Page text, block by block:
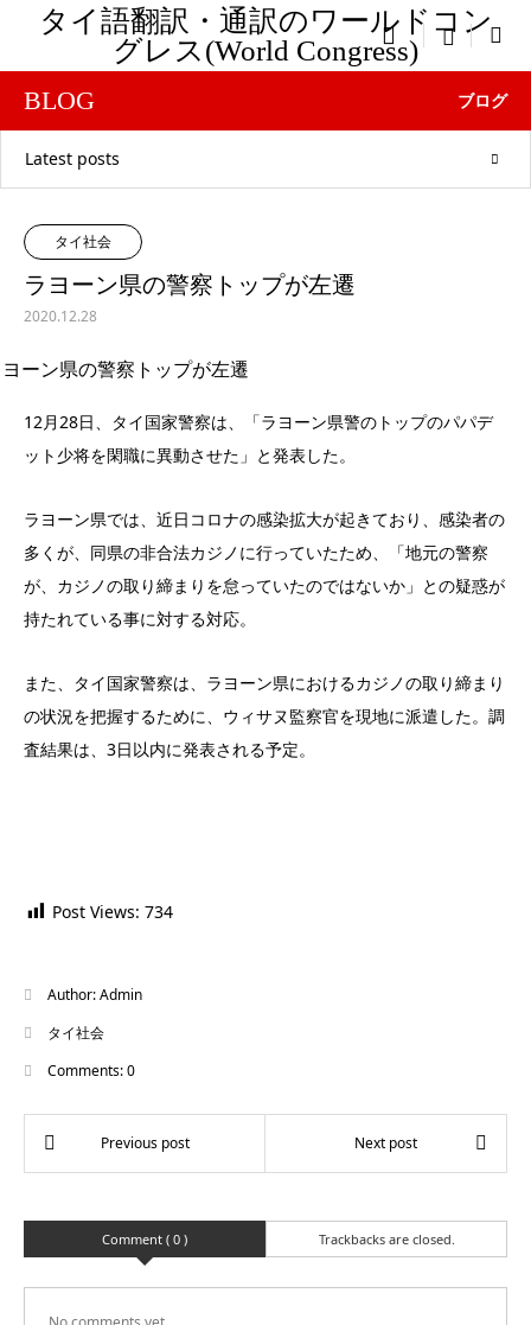
タイ語翻訳・通訳のワールドコン
グレス(World Congress)
 menu
BLOG ブログ
Latest posts
タイ社会
ラヨーン県の警察トップが左遷
2020.12.28
12月28日、タイ国家警察は、「ラヨーン県警のトップのパパデ
ット少将を閑職に異動させた」と発表した。
ラヨーン県では、近日コロナの感染拡大が起きており、感染者の
多くが、同県の非合法カジノに行っていたため、「地元の警察
が、カジノの取り締まりを怠っていたのではないか」との疑惑が
持たれている事に対する対応。
また、タイ国家警察は、ラヨーン県におけるカジノの取り締まり
の状況を把握するために、ウィサヌ監察官を現地に派遣した。調
査結果は、3日以内に発表される予定。
Post Views: 734
Author:Admin
タイ社会
Comments:0
Comment ( 0 ) Trackbacks are closed.